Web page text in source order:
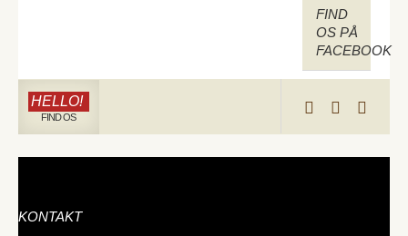
FIND
OS PÅ
FACEBOOK
HELLO!
FIND OS
KONTAKT